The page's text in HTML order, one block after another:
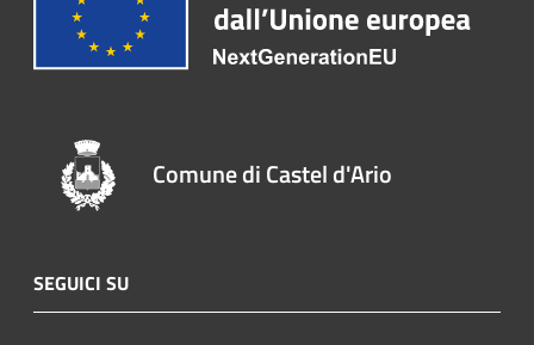
Comune di Castel d'Ario
SEGUICI SU